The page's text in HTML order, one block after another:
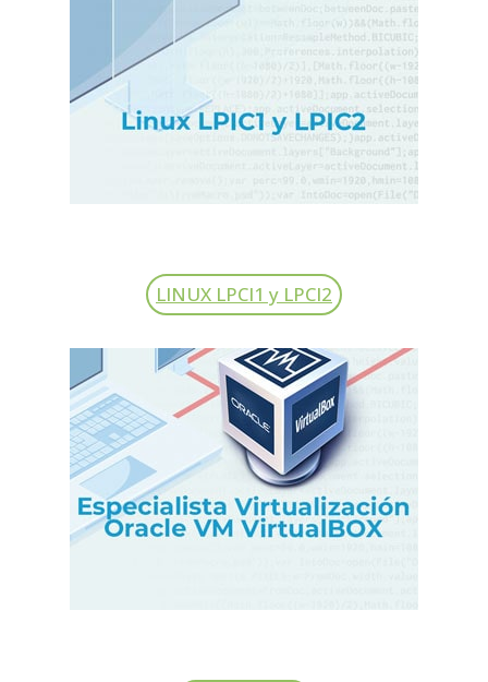
LINUX LPCI1 y LPCI2